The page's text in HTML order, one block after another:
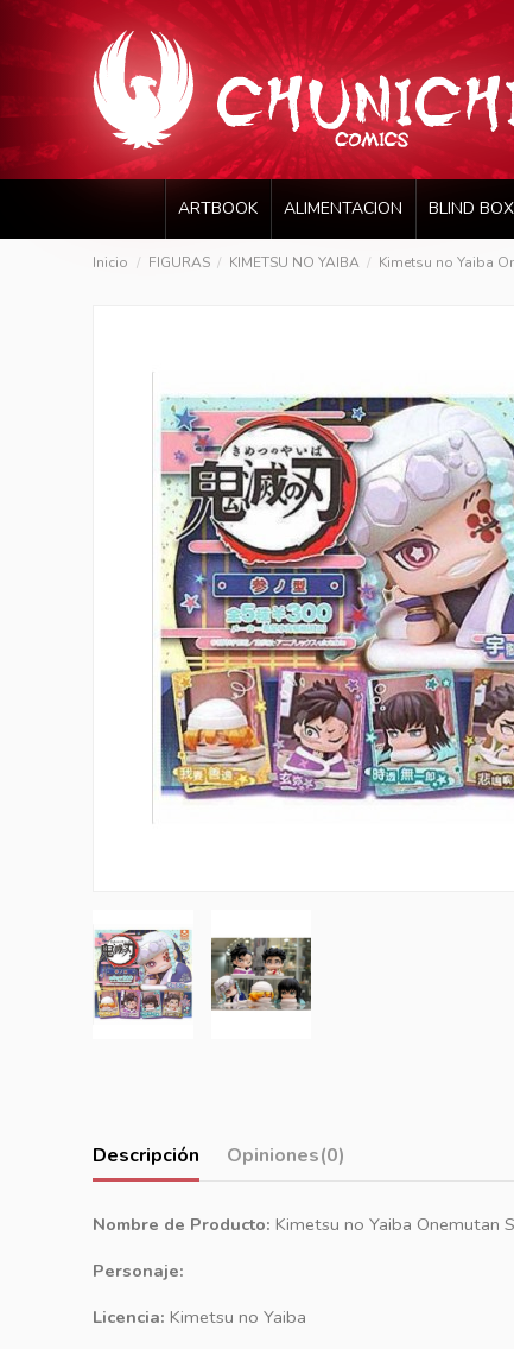
ARTBOOK ALIMENTACION BLIND BOX
Inicio FIGURAS KIMETSU NO YAIBA Kimetsu no Yaiba
Descripción Opiniones(0)
Nombre de Producto: Kimetsu no Yaiba Onemutan
Personaje:
Licencia: Kimetsu no Yaiba